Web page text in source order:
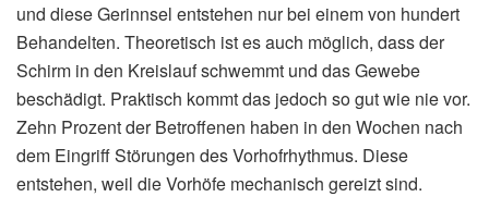
und diese Gerinnsel entstehen nur bei einem von hundert
Behandelten. Theoretisch ist es auch möglich, dass der
Schirm in den Kreislauf schwemmt und das Gewebe
beschädigt. Praktisch kommt das jedoch so gut wie nie vor.
Zehn Prozent der Betroffenen haben in den Wochen nach
dem Eingriff Störungen des Vorhofrhythmus. Diese
entstehen, weil die Vorhöfe mechanisch gereizt sind.